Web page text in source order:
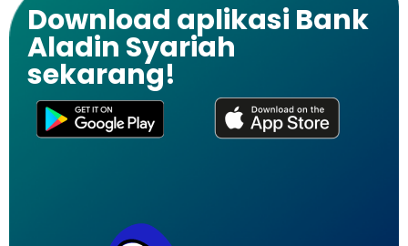
Download aplikasi Bank
Aladin Syariah
sekarang!